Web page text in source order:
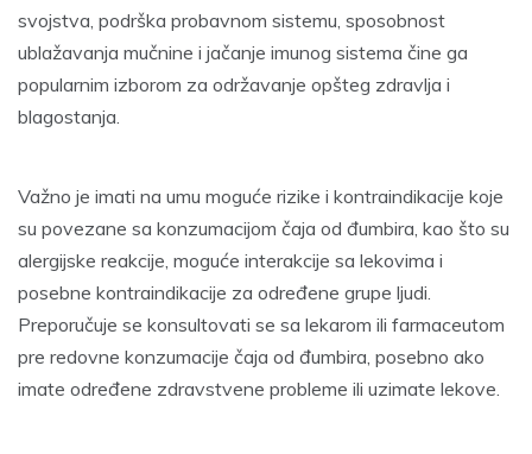
svojstva, podrška probavnom sistemu, sposobnost
ublažavanja mučnine i jačanje imunog sistema čine ga
popularnim izborom za održavanje opšteg zdravlja i
blagostanja.
Važno je imati na umu moguće rizike i kontraindikacije koje
su povezane sa konzumacijom čaja od đumbira, kao što su
alergijske reakcije, moguće interakcije sa lekovima i
posebne kontraindikacije za određene grupe ljudi.
Preporučuje se konsultovati se sa lekarom ili farmaceutom
pre redovne konzumacije čaja od đumbira, posebno ako
imate određene zdravstvene probleme ili uzimate lekove.